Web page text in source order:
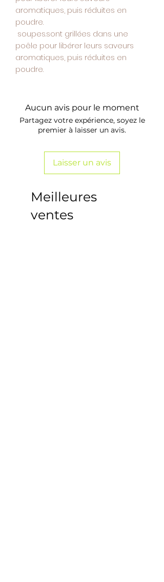
aromatiques, puis réduites en
poudre.
soupes.sont grillées dans une
poêle pour libérer leurs saveurs
aromatiques, puis réduites en
poudre.
Aucun avis pour le moment
Partagez votre expérience, soyez le
premier à laisser un avis.
Laisser un avis
Meilleures
ventes